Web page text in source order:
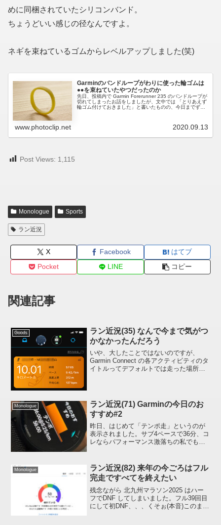
めに同梱されていたシリコンバンド。
ちょうどいい感じの径なんですよ。
ネギを束ねているゴムからレベルアップしました(笑)
Garminのバンドループがわりに使った輪ゴムは
●●を束ねていたやつだったのか
先日、投稿内で Garmin Forerunner 235 のバンドループが
切れてしまったお話をしましたが、文中では 「とりあえず
輪ゴム付けておきました」と書いたものの、今日までずっ
www.photoclip.net 2020.09.13
Post Views: 1,115
Monologue Sports
ラン近況
X Facebook
はてブ
Pocket
LINE コピー
関連記事
Goods
ラン近況(35) なんで今まで気がつ
かなかったんだろう
いや、大したことではないのですが、
Garmin Connect の各アクティビティのタ
イトルってデフォルトでは走った場所の
と自動...
Monologue
ラン近況(71) Garminの今日のお
すすめ#2
昨日、はじめて「テンポ走」というのが
表示されました。サブ4ペースで36分、コ
レならパフォーマンス激落ちの私でもで
た、36分程度なのに orz本番は4時間近く
走...
Monologue
ラン近況(82) 来年の今ごろはフル
完走ですべてを終えたい
残念ながら 北九州マラソン2025 はハー
フでDNF してしまいました。フル39回目
にして初DNF、、、くそぉ(本音)このまま